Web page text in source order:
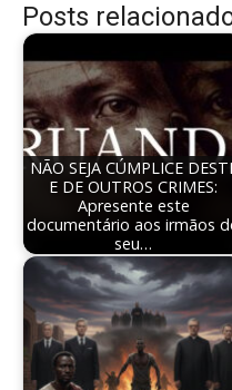
Posts
NÃO SEJA CÚMPLICE
E DE OUTROS CRIMES:
Apresente este
documentário aos irmãos
seu…